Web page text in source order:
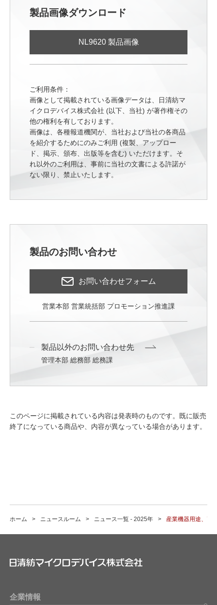
製品画像ダウンロード
NL9620 製品画像
ご利用条件：
画像として掲載されている画像データは、日清紡マ
イクロデバイス株式会社 (以下、当社) が著作権その
他の権利を有しております。
画像は、各種報道機関が、当社および当社の各商品
を紹介するためにのみご利用 (複製、アップロー
ド、掲示、頒布、出版等を含む) いただけます。そ
れ以外のご利用は、事前に当社の文書による許諾が
ない限り、禁止いたします。
製品のお問い合わせ
お問い合わせフォーム
営業本部 営業統括部 プロモーション推進課
製品以外のお問い合わせ先
管理本部 総務部 総務課
このページに掲載されている内容は発表時のものです。既に販売
終了になっている商品や、内容が異なっている場合があります。
ホーム ニュースルーム ニュース一覧 - 2025年 産業機器用途、高
企業情報